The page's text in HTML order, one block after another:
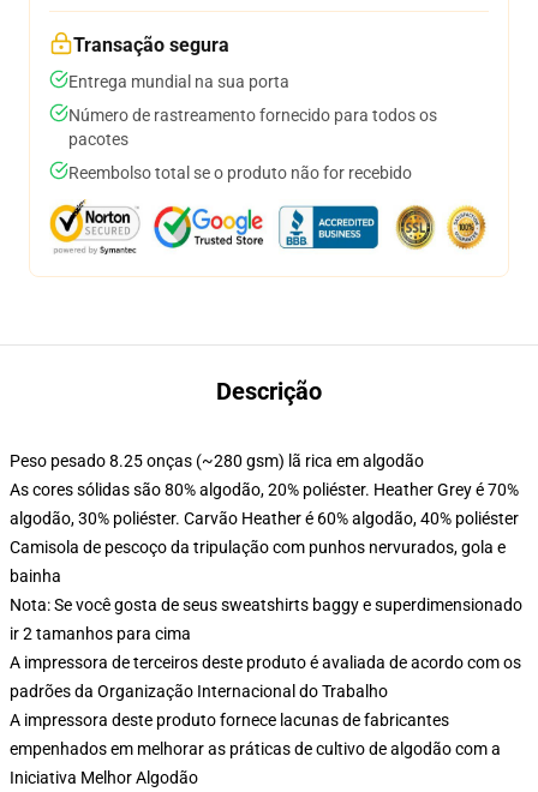
Transação segura
Entrega mundial na sua porta
Número de rastreamento fornecido para todos os
pacotes
Reembolso total se o produto não for recebido
Descrição
Peso pesado 8.25 onças (~280 gsm) lã rica em algodão
As cores sólidas são 80% algodão, 20% poliéster. Heather Grey é 70%
algodão, 30% poliéster. Carvão Heather é 60% algodão, 40% poliéster
Camisola de pescoço da tripulação com punhos nervurados, gola e
bainha
Nota: Se você gosta de seus sweatshirts baggy e superdimensionado
ir 2 tamanhos para cima
A impressora de terceiros deste produto é avaliada de acordo com os
padrões da Organização Internacional do Trabalho
A impressora deste produto fornece lacunas de fabricantes
empenhados em melhorar as práticas de cultivo de algodão com a
Iniciativa Melhor Algodão